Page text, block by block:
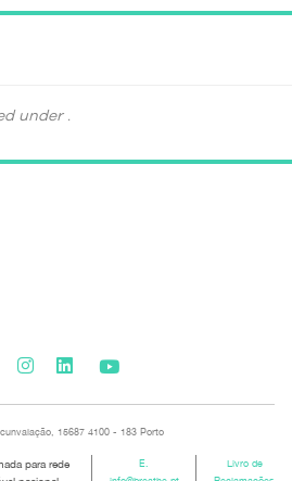
under .
15687 4100 - 183 Porto
para rede
E.
Livro de